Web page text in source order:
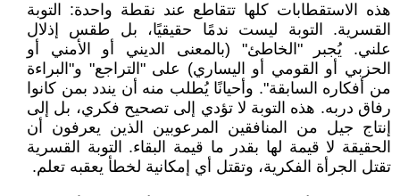
هذه الاستقطابات كلها تتقاطع عند نقطة واحدة: التوبة
القسرية. التوبة ليست ندمًا حقيقيًا، بل طقس إذلال
علني. يُجبر "الخاطئ" (بالمعنى الديني أو الأمني أو
الحزبي أو القومي أو اليساري) على "التراجع" و"البراءة
من أفكاره السابقة". وأحيانًا يُطلب منه أن يندد بمن كانوا
رفاق دربه. هذه التوبة لا تؤدي إلى تصحيح فكري، بل إلى
إنتاج جيل من المنافقين المرعوبين الذين يعرفون أن
الحقيقة لا قيمة لها بقدر ما قيمة البقاء. التوبة القسرية
تقتل الجرأة الفكرية، وتقتل أي إمكانية لخطأ يعقبه تعلم.